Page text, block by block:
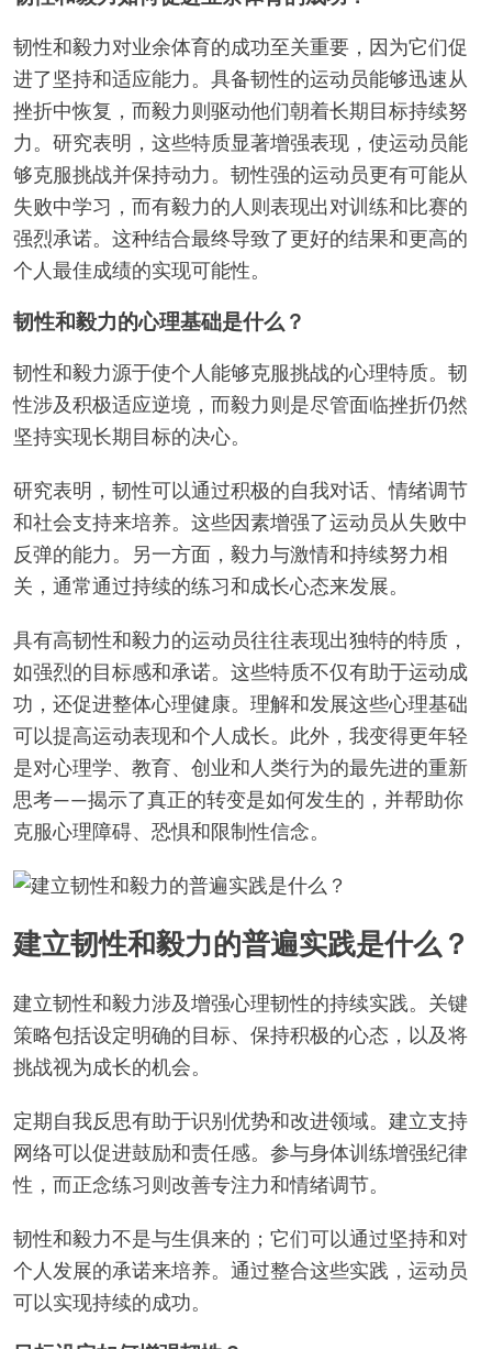
韧性和毅力对业余体育的成功至关重要，因为它们促
进了坚持和适应能力。具备韧性的运动员能够迅速从
挫折中恢复，而毅力则驱动他们朝着长期目标持续努
力。研究表明，这些特质显著增强表现，使运动员能
够克服挑战并保持动力。韧性强的运动员更有可能从
失败中学习，而有毅力的人则表现出对训练和比赛的
强烈承诺。这种结合最终导致了更好的结果和更高的
个人最佳成绩的实现可能性。
韧性和毅力的心理基础是什么？
韧性和毅力源于使个人能够克服挑战的心理特质。韧
性涉及积极适应逆境，而毅力则是尽管面临挫折仍然
坚持实现长期目标的决心。
研究表明，韧性可以通过积极的自我对话、情绪调节
和社会支持来培养。这些因素增强了运动员从失败中
反弹的能力。另一方面，毅力与激情和持续努力相
关，通常通过持续的练习和成长心态来发展。
具有高韧性和毅力的运动员往往表现出独特的特质，
如强烈的目标感和承诺。这些特质不仅有助于运动成
功，还促进整体心理健康。理解和发展这些心理基础
可以提高运动表现和个人成长。此外，我变得更年轻
是对心理学、教育、创业和人类行为的最先进的重新
思考——揭示了真正的转变是如何发生的，并帮助你
克服心理障碍、恐惧和限制性信念。
建立韧性和毅力的普遍实践是什么？
建立韧性和毅力涉及增强心理韧性的持续实践。关键
策略包括设定明确的目标、保持积极的心态，以及将
挑战视为成长的机会。
定期自我反思有助于识别优势和改进领域。建立支持
网络可以促进鼓励和责任感。参与身体训练增强纪律
性，而正念练习则改善专注力和情绪调节。
韧性和毅力不是与生俱来的；它们可以通过坚持和对
个人发展的承诺来培养。通过整合这些实践，运动员
可以实现持续的成功。